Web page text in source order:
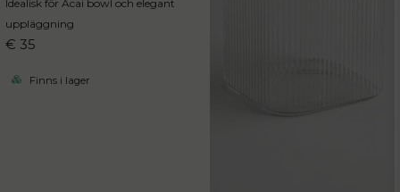
Idealisk för Acai bowl och elegant
uppläggning
€ 35
Finns i lager